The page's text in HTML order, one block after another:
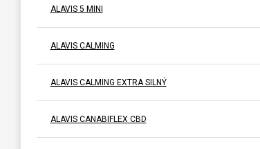
ALAVIS 5 MINI
ALAVIS CALMING
ALAVIS CALMING EXTRA SILNÝ
ALAVIS CANABIFLEX CBD